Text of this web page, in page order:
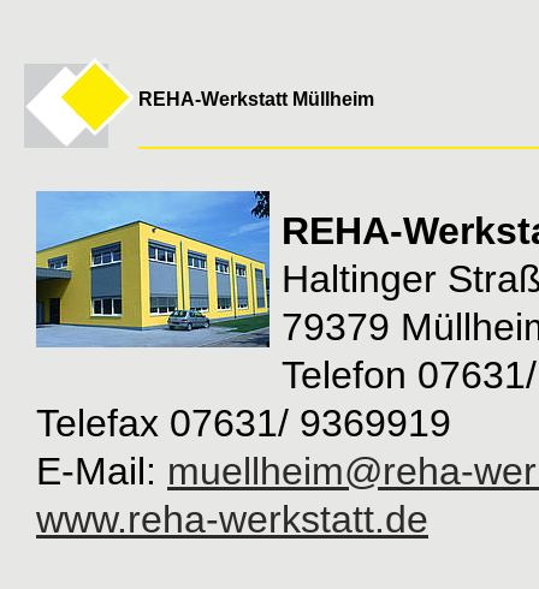
REHA-Werkstatt Müllheim
REHA-
Haltinger
79379
Telefon
Telefax 07631/ 9369919
E-Mail: muellheim@reha-
www.reha-werkstatt.de